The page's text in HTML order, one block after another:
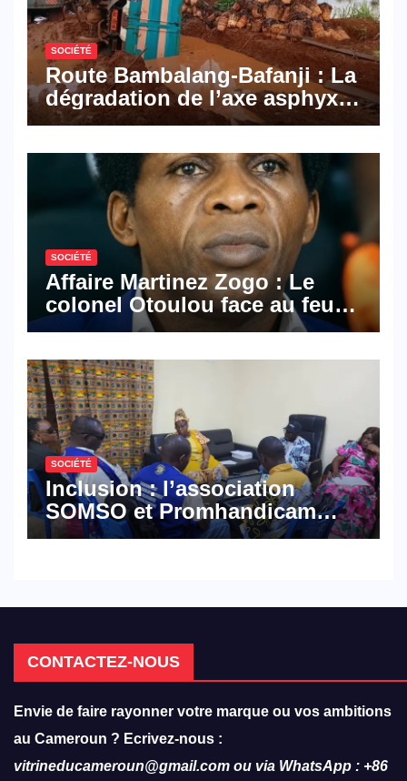
SOCIÉTÉ
Route Bambalang-Bafanji : La
dégradation de l’axe asphyxie
les activités économiques
SOCIÉTÉ
Affaire Martinez Zogo : Le
colonel Otoulou face au feu
croisé des avocats de la
SOCIÉTÉ
Inclusion : l’association
SOMSO et Promhandicam
militent en faveur d’une
CONTACTEZ-NOUS
Envie de faire rayonner votre marque ou vos ambitions
au Cameroun ? Ecrivez-nous :
vitrineducameroun@gmail.com ou via WhatsApp : +86